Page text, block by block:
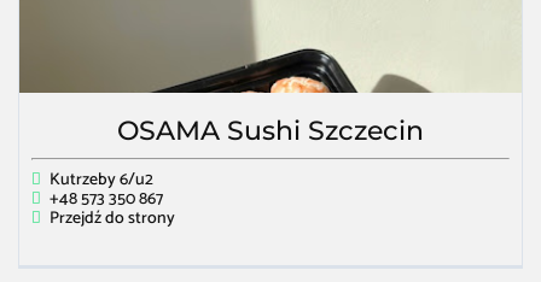
OSAMA Sushi Szczecin
Kutrzeby 6/u2
+48 573 350 867
Przejdź do strony